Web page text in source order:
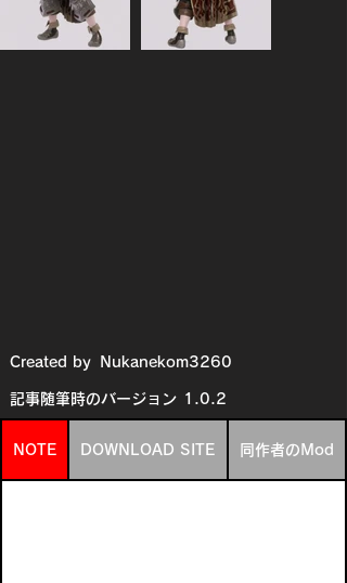
Created by Nukanekom3260
記事随筆時のバージョン 1.0.2
NOTE DOWNLOAD SITE 同作者のMod